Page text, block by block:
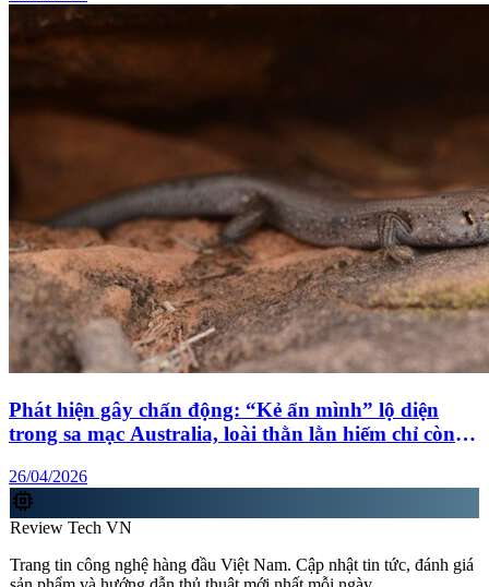
Phát hiện gây chấn động: “Kẻ ẩn mình” lộ diện
trong sa mạc Australia, loài thằn lằn hiếm chỉ còn
26/04/2026
memory
Review Tech VN
Trang tin công nghệ hàng đầu Việt Nam. Cập nhật tin tức, đánh giá